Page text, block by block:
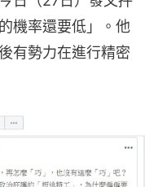
機率還要低」。他
有勢力在進行精密